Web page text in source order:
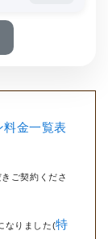
金一覧表
ご契約くださ
なりました(特